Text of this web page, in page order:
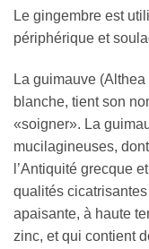
Le gingembre est
périphérique et
La guimauve
blanche, tient son
«soigner». La
mucilagineuses,
l’Antiquité grecque
qualités
apaisante, à haute
zinc, et qui contient